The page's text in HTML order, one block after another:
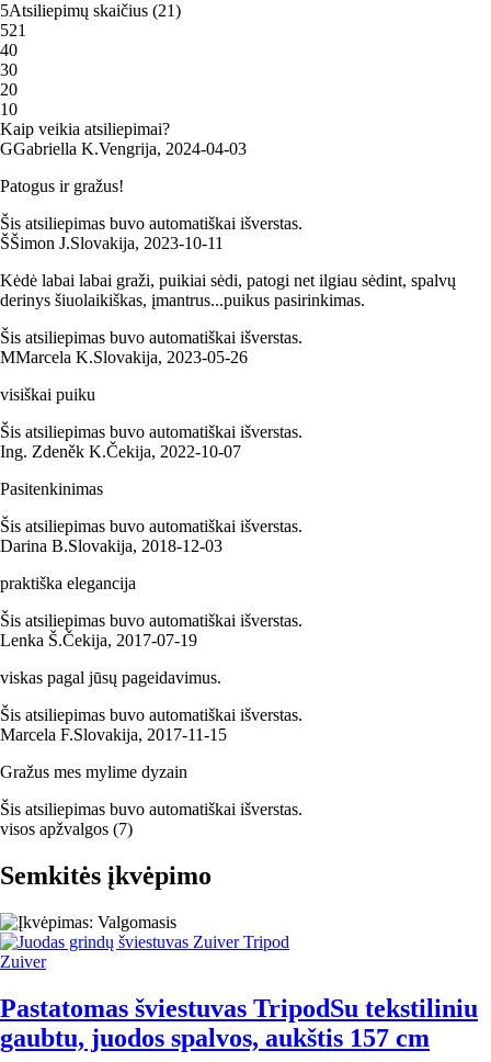
5Atsiliepimų skaičius (21)
521
40
30
20
10
Kaip veikia atsiliepimai?
GGabriella K.Vengrija, 2024‑04‑03
Patogus ir gražus!
Šis atsiliepimas buvo automatiškai išverstas.
ŠŠimon J.Slovakija, 2023‑10‑11
Kėdė labai labai graži, puikiai sėdi, patogi net ilgiau sėdint, spalvų
derinys šiuolaikiškas, įmantrus...puikus pasirinkimas.
Šis atsiliepimas buvo automatiškai išverstas.
MMarcela K.Slovakija, 2023‑05‑26
visiškai puiku
Šis atsiliepimas buvo automatiškai išverstas.
Ing. Zdeněk K.Čekija, 2022‑10‑07
Pasitenkinimas
Šis atsiliepimas buvo automatiškai išverstas.
Darina B.Slovakija, 2018‑12‑03
praktiška elegancija
Šis atsiliepimas buvo automatiškai išverstas.
Lenka Š.Čekija, 2017‑07‑19
viskas pagal jūsų pageidavimus.
Šis atsiliepimas buvo automatiškai išverstas.
Marcela F.Slovakija, 2017‑11‑15
Gražus mes mylime dyzain
Šis atsiliepimas buvo automatiškai išverstas.
visos apžvalgos (7)
Semkitės įkvėpimo
Zuiver
Pastatomas šviestuvas TripodSu tekstiliniu
gaubtu, juodos spalvos, aukštis 157 cm